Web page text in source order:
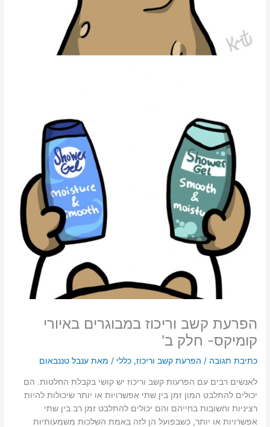
הפרעת קשב וריכוז במבוגרים באיורי
קומיקס- חלק ב'
כתיבת תגובה / הפרעת קשב וריכוז,כללי / מאתענבל טננבאום
לאנשים רבים עם הפרעות קשב וריכוז יש קושי בקבלת החלטות. הם
יכולים להתלבט המון זמן בין שתי אפשרויות או יותר שיכולות להיות
רציניות וחשובות בחייהם והם יכולים להתלבט זמן רב בין שתי
אפשרויות או יותר, כשבפועל הן לזה באמת השלכות משמעותיות